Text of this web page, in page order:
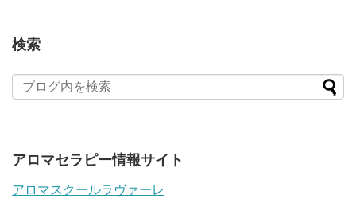
検索
アロマセラピー情報サイト
アロマスクールラヴァーレ